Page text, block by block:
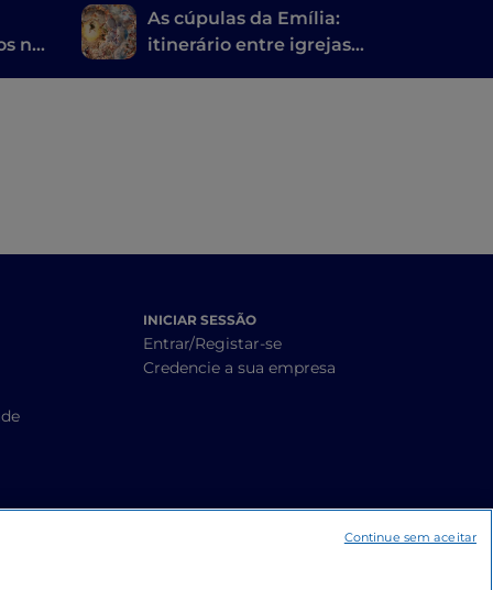
na
As cúpulas da Emília:
itinerário entre igrejas,
INICIAR SESSÃO
Entrar/Registar-se
Credencie a sua empresa
Continue sem aceitar